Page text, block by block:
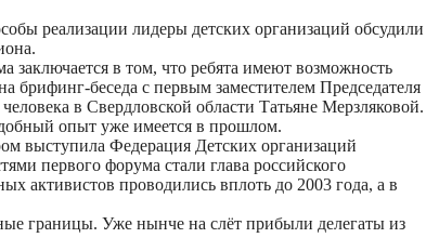
реализации лидеры детских организаций обсудили
заключается в том, что ребята имеют возможность
брифинг-беседа с первым заместителем Председателя
в Свердловской области Татьяне Мерзляковой.
опыт уже имеется в прошлом.
выступила Федерация Детских организаций
первого форума стали глава российского
проводились вплоть до 2003 года, а в
границы. Уже нынче на слёт прибыли делегаты из